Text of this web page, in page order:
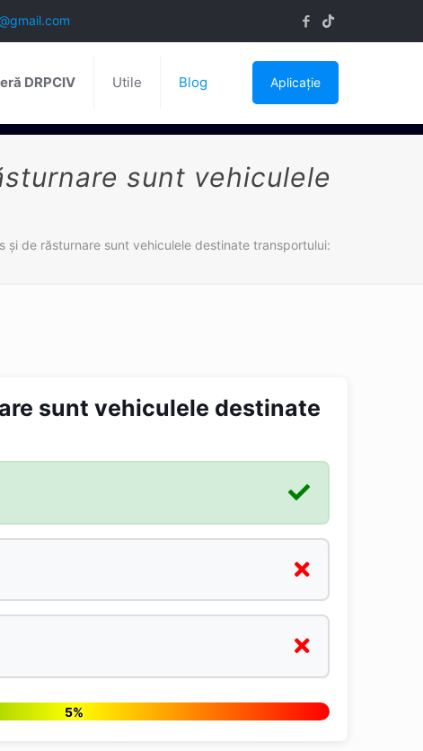
DRPCIV Utile Blog Aplicație
sunt vehiculele
şi de răsturnare sunt vehiculele destinate transportului:
sunt vehiculele destinate
5%